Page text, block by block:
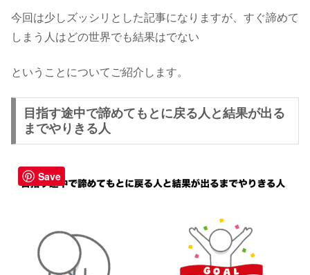
今回は少しズッシリとした記事になりますが、すぐ諦めて
しまう人はどの世界でも結果はでない
ということについてご紹介します。
目指す途中で諦めてもとに戻る人と結果が出る
までやりきる人
Save